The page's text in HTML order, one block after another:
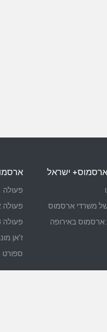
ישראל
משרדי ארסמוס
ארסמוס באירופה
פעולה 1: Mobility
פעולה 2: Cooperation
פעולה 3: Policy Dialogue
ז'אן
ספורט